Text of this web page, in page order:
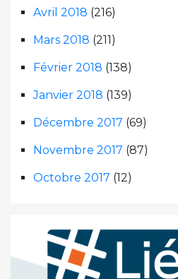
Avril 2018 (216)
Mars 2018 (211)
Février 2018 (138)
Janvier 2018 (139)
Décembre 2017 (69)
Novembre 2017 (87)
Octobre 2017 (12)